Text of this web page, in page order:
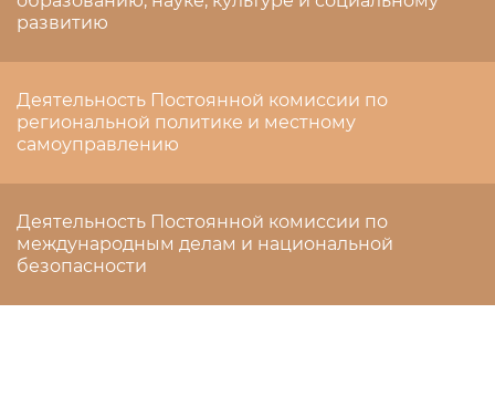
развитию
Деятельность Постоянной комиссии по
региональной политике и местному
самоуправлению
Деятельность Постоянной комиссии по
международным делам и национальной
безопасности